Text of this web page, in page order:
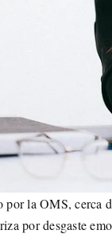
por la OMS, cerca
por desgaste